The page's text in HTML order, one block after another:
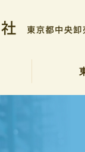
社長挨拶
会社概要
社会貢献
決算公告
各部ご案
アクセス
反社会的